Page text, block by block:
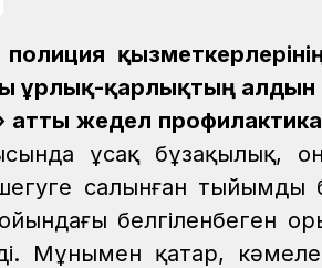
ұрлық-қарлықтың алдын
жедел
ұсақ бұзақылық,
салынған
белгіленбеген
Мұнымен қатар,